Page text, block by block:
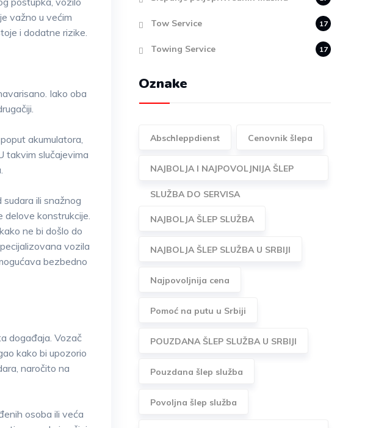
važno u većim
i dodatne rizike.
Iako oba
akumulatora,
takvim slučajevima
ili snažnog
delove konstrukcije.
ne bi došlo do
vozila
bezbedno
događaja. Vozač
kako bi upozorio
naročito na
osoba ili veća
Tow Service 17
Towing Service 17
Oznake
Abschleppdienst Cenovnik šlepa
NAJBOLJA I NAJPOVOLJNIJA ŠLEP
SLUŽBA DO SERVISA
NAJBOLJA ŠLEP SLUŽBA
NAJBOLJA ŠLEP SLUŽBA U SRBIJI
Najpovoljnija cena
Pomoć na putu u Srbiji
POUZDANA ŠLEP SLUŽBA U SRBIJI
Pouzdana šlep služba
Povoljna šlep služba